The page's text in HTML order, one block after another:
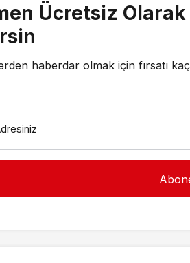
Ücretsiz
haberdar olmak için fırsatı